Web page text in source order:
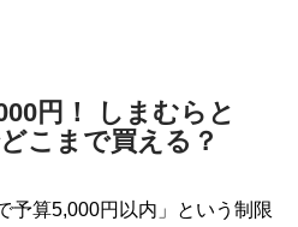
円！ しまむらと
こまで買える？
予算5,000円以内」という制限